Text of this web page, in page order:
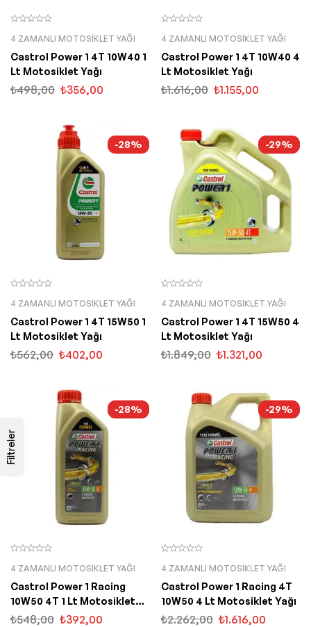
Filtreler
4 ZAMANLI MOTOSIKLET YAĞI
Castrol Power 1 4T 10W40 1
Lt Motosiklet Yağı
₺498,00 ₺356,00
4 ZAMANLI MOTOSIKLET YAĞI
Castrol Power 1 4T 10W40 4
Lt Motosiklet Yağı
₺1.616,00 ₺1.155,00
-28%
4 ZAMANLI MOTOSIKLET YAĞI
Castrol Power 1 4T 15W50 1
Lt Motosiklet Yağı
₺562,00 ₺402,00
-29%
4 ZAMANLI MOTOSIKLET YAĞI
Castrol Power 1 4T 15W50 4
Lt Motosiklet Yağı
₺1.849,00 ₺1.321,00
-28%
4 ZAMANLI MOTOSIKLET YAĞI
Castrol Power 1 Racing
10W50 4T 1 Lt Motosiklet
Yağı
₺548,00 ₺392,00
-29%
4 ZAMANLI MOTOSIKLET YAĞI
Castrol Power 1 Racing 4T
10W50 4 Lt Motosiklet Yağı
₺2.262,00 ₺1.616,00